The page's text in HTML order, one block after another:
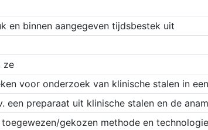
en binnen aangegeven tijdsbestek uit
ze
voor onderzoek van klinische stalen in
een preparaat uit klinische stalen en de
gekozen methode en technologie